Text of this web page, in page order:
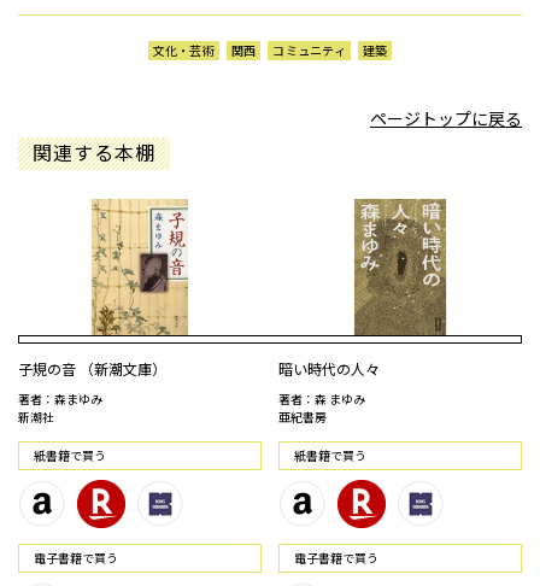
文化・芸術 関西 コミュニティ 建築
ページトップに戻る
関連する本棚
子規の音 （新潮文庫）
著者：森まゆみ
新潮社
紙書籍で買う
電⼦書籍で買う
暗い時代の人々
著者：森 まゆみ
亜紀書房
紙書籍で買う
電⼦書籍で買う